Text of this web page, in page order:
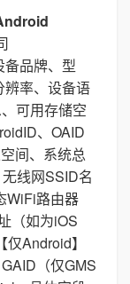
品牌、型
辨率、设备语
可用存储空
、OAID
间、系统总
线网SSID名
WiFi路由器
（如为iOS
Android】
（仅GMS